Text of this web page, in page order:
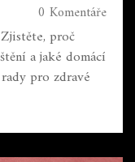
0 Komentáře
proč
a jaké domácí
pro zdravé